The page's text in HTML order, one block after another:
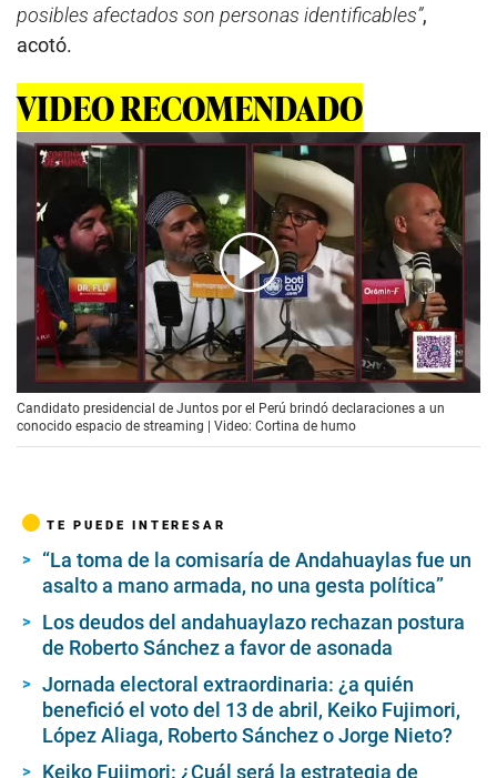
posibles afectados son personas identificables”,
acotó.
VIDEO RECOMENDADO
00:55
Candidato presidencial de Juntos por el Perú brindó declaraciones a un
conocido espacio de streaming | Video: Cortina de humo
TE PUEDE INTERESAR
“La toma de la comisaría de Andahuaylas fue un
asalto a mano armada, no una gesta política”
Los deudos del andahuaylazo rechazan postura
de Roberto Sánchez a favor de asonada
Jornada electoral extraordinaria: ¿a quién
benefició el voto del 13 de abril, Keiko Fujimori,
López Aliaga, Roberto Sánchez o Jorge Nieto?
Keiko Fujimori: ¿Cuál será la estrategia de